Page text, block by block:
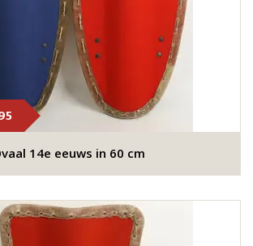
14e eeuws in 60 cm